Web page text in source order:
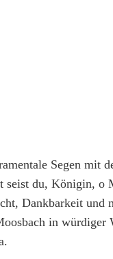
Segen mit
du, Königin, o
Dankbarkeit und
in würdiger